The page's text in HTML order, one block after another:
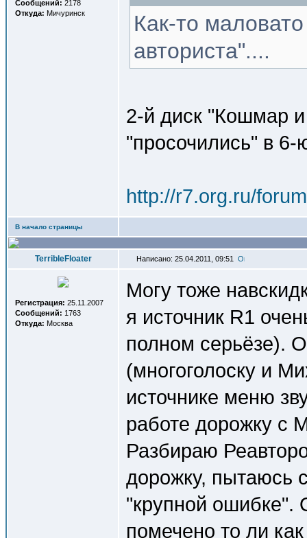
Сообщений: 2178
Откуда: Мичуринск
Как-то
авториста"....
2-й диск "Кошмар и
"просочились" в 6-
http://r7.org.ru/
В начало страницы
TerribleFloater Написано: 25.04.2011, 09:51
Регистрация: 25.11.2007
Сообщений: 1763
Откуда: Москва
Могу тоже
я источник R1
полном серьёзе).
(многоголоску и
источнике меню
работе дорожку с
Разбираю
дорожку, пытаюсь
"крупной ошибке".
помечено то ли